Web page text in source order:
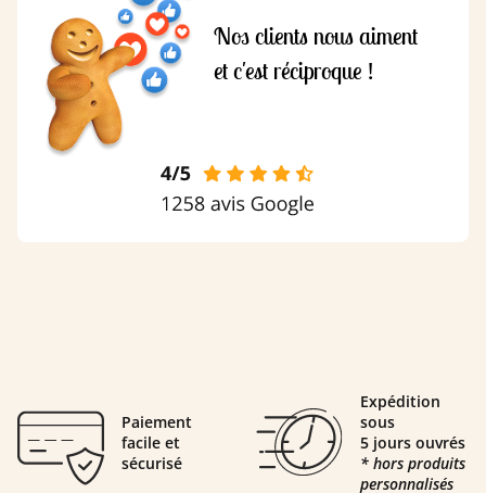
Nos clients nous aiment
et c'est réciproque !
Paiement
facile et
sécurisé
Expédition
sous
5 jours ouvrés
* hors produits
personnalisés